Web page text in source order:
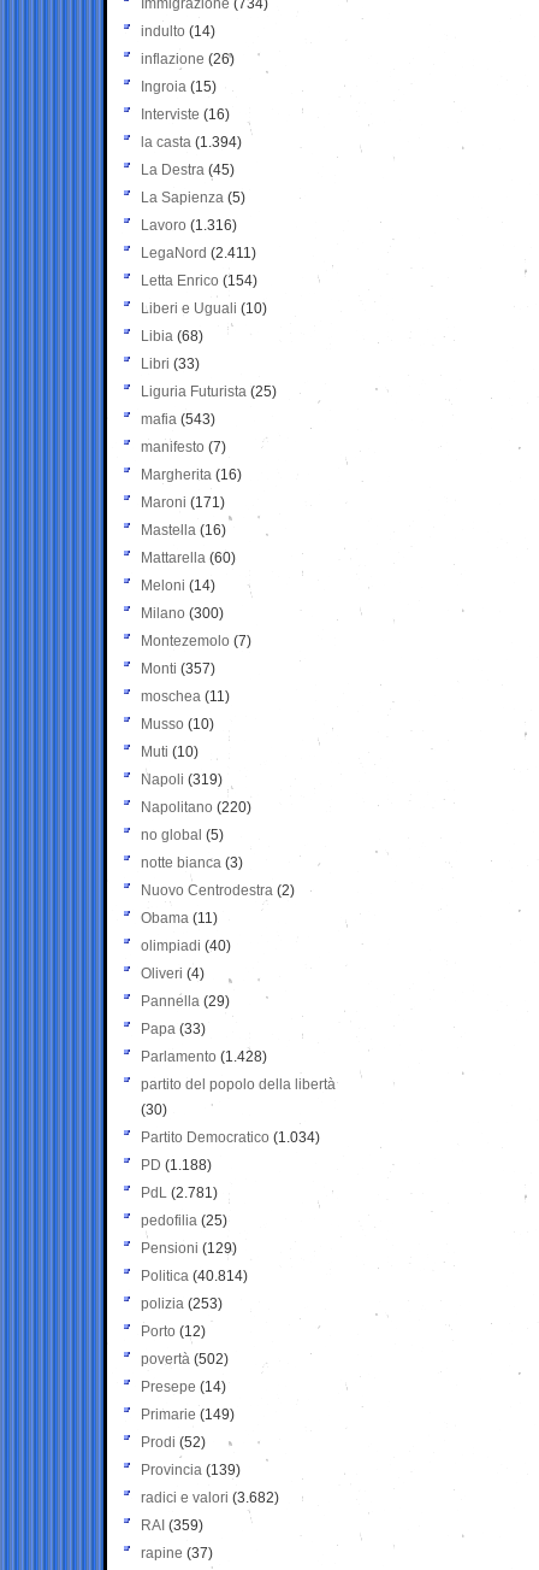
Immigrazione (734)
indulto (14)
inflazione (26)
Ingroia (15)
Interviste (16)
la casta (1.394)
La Destra (45)
La Sapienza (5)
Lavoro (1.316)
LegaNord (2.411)
Letta Enrico (154)
Liberi e Uguali (10)
Libia (68)
Libri (33)
Liguria Futurista (25)
mafia (543)
manifesto (7)
Margherita (16)
Maroni (171)
Mastella (16)
Mattarella (60)
Meloni (14)
Milano (300)
Montezemolo (7)
Monti (357)
moschea (11)
Musso (10)
Muti (10)
Napoli (319)
Napolitano (220)
no global (5)
notte bianca (3)
Nuovo Centrodestra (2)
Obama (11)
olimpiadi (40)
Oliveri (4)
Pannella (29)
Papa (33)
Parlamento (1.428)
partito del popolo della libertà
(30)
Partito Democratico (1.034)
PD (1.188)
PdL (2.781)
pedofilia (25)
Pensioni (129)
Politica (40.814)
polizia (253)
Porto (12)
povertà (502)
Presepe (14)
Primarie (149)
Prodi (52)
Provincia (139)
radici e valori (3.682)
RAI (359)
rapine (37)